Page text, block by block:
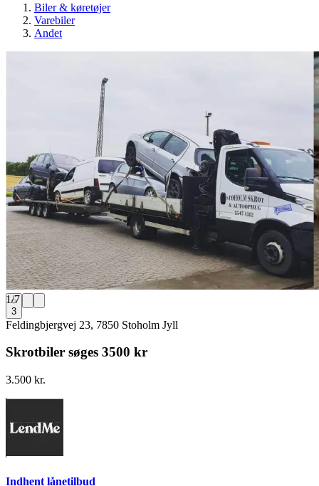
Biler & køretøjer
Varebiler
Andet
1/7
3
Feldingbjergvej 23, 7850 Stoholm Jyll
Skrotbiler søges 3500 kr
3.500 kr.
Indhent lånetilbud